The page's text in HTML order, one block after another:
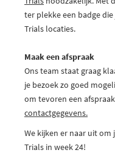
ter plekke een badge
Trials locaties.
Maak een afspraak
Ons team staat graag
je bezoek zo goed
om tevoren een
contactgegevens.
We kijken er naar uit
Trials in week 24!